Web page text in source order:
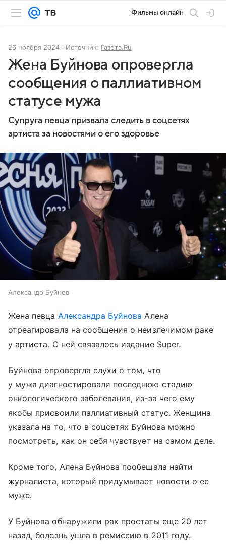
Фильмы онлайн
26 ноября 2024 Источник: Газета.Ru
Жена Буйнова опровергла
сообщения о паллиативном
статусе мужа
Супруга певца призвала следить в соцсетях
артиста за новостями о его здоровье
Александр Буйнов
Жена певца Александра Буйнова Алена
отреагировала на сообщения о неизлечимом раке
у артиста. С ней связалось издание Super.
Буйнова опровергла слухи о том, что
у мужа диагностировали последнюю стадию
онкологического заболевания, из-за чего ему
якобы присвоили паллиативный статус. Женщина
указала на то, что в соцсетях Буйнова можно
посмотреть, как он себя чувствует на самом деле.
Кроме того, Алена Буйнова пообещала найти
журналиста, который придумывает новости о ее
муже.
У Буйнова обнаружили рак простаты еще 20 лет
назад, болезнь ушла в ремиссию в 2011 году.